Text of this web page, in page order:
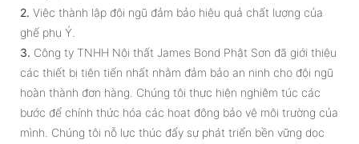
2. Việc thành lập đội ngũ đảm bảo hiệu quả chất lượng của
ghế phụ Ý.
3. Công ty TNHH Nội thất James Bond Phật Sơn đã giới thiệu
các thiết bị tiên tiến nhất nhằm đảm bảo an ninh cho đội ngũ
hoàn thành đơn hàng. Chúng tôi thực hiện nghiêm túc các
bước để chính thức hóa các hoạt động bảo vệ môi trường của
mình. Chúng tôi nỗ lực thúc đẩy sự phát triển bền vững dọc